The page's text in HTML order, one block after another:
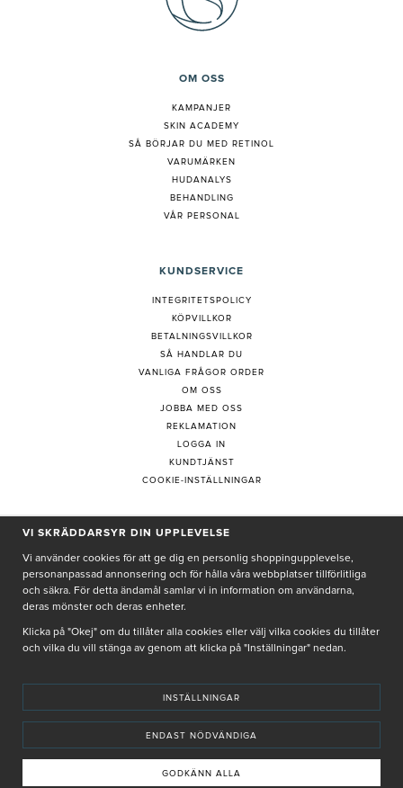
OM OSS
KAMPANJER
SKIN ACADEMY
SÅ BÖRJAR DU MED RETINOL
VARUMÄRKEN
HUDANALYS
BEHANDLING
VÅR PERSONAL
KUNDSERVICE
INTEGRITETSPOLICY
KÖPVILLKOR
BETALNINGSVILLKOR
SÅ HANDLAR DU
VANLIGA FRÅGOR ORDER
OM OSS
JOBBA MED OSS
REKLAMATION
LOGGA IN
KUNDTJÄNST
COOKIE-INSTÄLLNINGAR
PRENUMERERA PÅ NYHETSBREV
Genom att ge min e-post, accepterar jag Seth och Sallyintegritetspolicy
De uppgifter du matar in kommer endast användas till våra nyhetsbrev.
INNEHÅLLET OCH REKOMMENDATIONERNA PÅ DENNA SIDA ÄR FRAMTAGNA OCH GRANSKADE
VI SKRÄDDARSYR DIN UPPLEVELSE
Vi använder cookies för att ge dig en personlig shoppingupplevelse,
personanpassad annonsering och för hålla våra webbplatser tillförlitliga
och säkra. För detta ändamål samlar vi in information om användarna,
deras mönster och deras enheter.
Klicka på "Okej" om du tillåter alla cookies eller välj vilka cookies du tillåter
och vilka du vill stänga av genom att klicka på "Inställningar" nedan.
INSTÄLLNINGAR
ENDAST NÖDVÄNDIGA
GODKÄNN ALLA